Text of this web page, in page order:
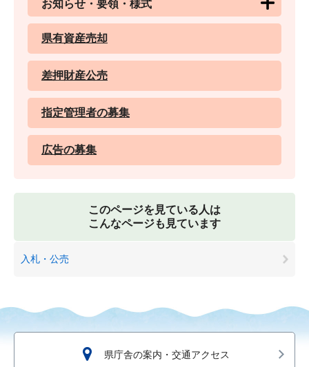
お知らせ・要領・様式
県有資産売却
差押財産公売
指定管理者の募集
広告の募集
このページを見ている人は
こんなページも見ています
入札・公売
県庁舎の案内・交通アクセス